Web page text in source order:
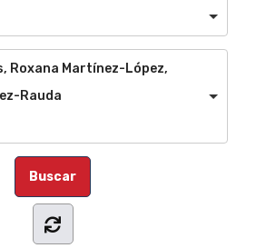
Roxana Martínez-López,
Rauda